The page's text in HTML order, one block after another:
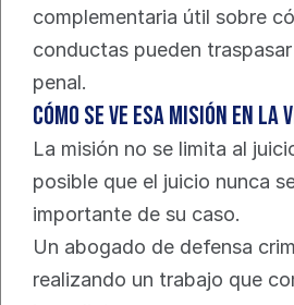
complementaria útil sobre
conductas pueden
penal.
Cómo se ve esa misión en la
La misión no se limita al
posible que el juicio nunca
importante de su caso.
Un abogado de defensa
realizando un trabajo que